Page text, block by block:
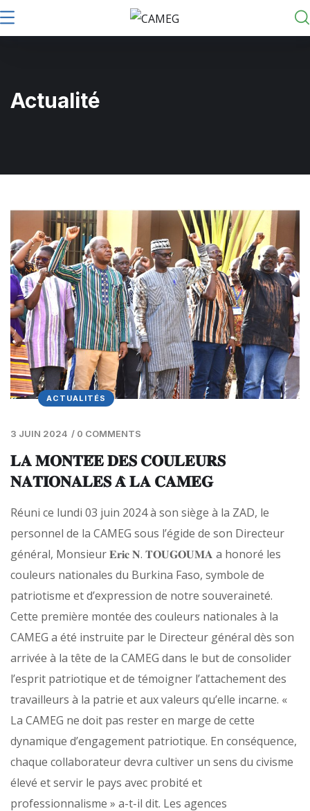
Actualité
ACTUALITÉS
3 JUIN 2024 / 0 COMMENTS
𝐋𝐀 𝐌𝐎𝐍𝐓𝐄́𝐄 𝐃𝐄𝐒 𝐂𝐎𝐔𝐋𝐄𝐔𝐑𝐒
𝐍𝐀𝐓𝐈𝐎𝐍𝐀𝐋𝐄𝐒 𝐀̀ 𝐋𝐀 𝐂𝐀𝐌𝐄𝐆
Réuni ce lundi 03 juin 2024 à son siège à la ZAD, le
personnel de la CAMEG sous l’égide de son Directeur
général, Monsieur 𝐄𝐫𝐢𝐜 𝐍. 𝐓𝐎𝐔𝐆𝐎𝐔𝐌𝐀 a honoré les
couleurs nationales du Burkina Faso, symbole de
patriotisme et d’expression de notre souveraineté.
Cette première montée des couleurs nationales à la
CAMEG a été instruite par le Directeur général dès son
arrivée à la tête de la CAMEG dans le but de consolider
l’esprit patriotique et de témoigner l’attachement des
travailleurs à la patrie et aux valeurs qu’elle incarne. «
La CAMEG ne doit pas rester en marge de cette
dynamique d’engagement patriotique. En conséquence,
chaque collaborateur devra cultiver un sens du civisme
élevé et servir le pays avec probité et
professionnalisme » a-t-il dit. Les agences